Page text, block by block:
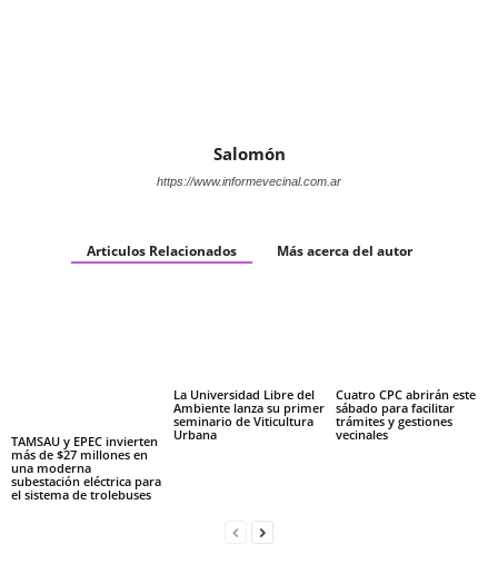
Salomón
https://www.informevecinal.com.ar
Articulos Relacionados Más acerca del autor
TAMSAU y EPEC invierten
más de $27 millones en
una moderna
subestación eléctrica para
el sistema de trolebuses
La Universidad Libre del
Ambiente lanza su primer
seminario de Viticultura
Urbana
Cuatro CPC abrirán este
sábado para facilitar
trámites y gestiones
vecinales